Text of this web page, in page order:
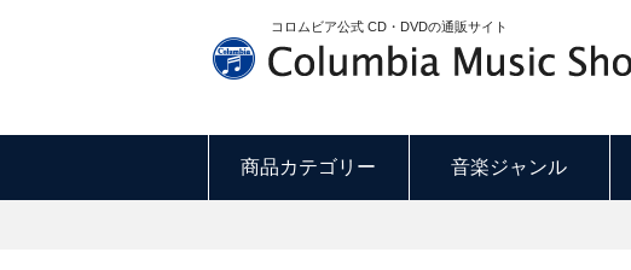
コロムビア公式 CD・DVDの通販サイト
商品カテゴリー 音楽ジャンル